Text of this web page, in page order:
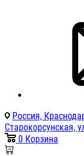
Россия,
Старокорсунская,
0 Корзина